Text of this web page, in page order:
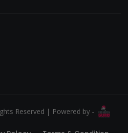
Reserved | Powered by -